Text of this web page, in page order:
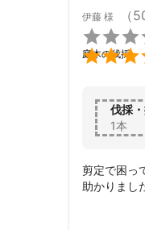
伊藤 様 （
庭木の伐採
伐採
1本
剪定で困っ
助かりまし